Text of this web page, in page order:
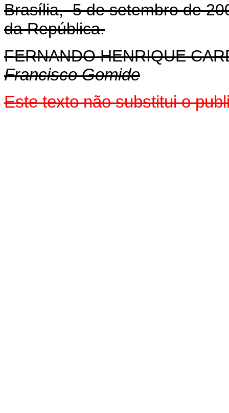
Brasília, 5 de setembro de
da República.
FERNANDO HENRIQUE
Francisco Gomide
Este texto não substitui o